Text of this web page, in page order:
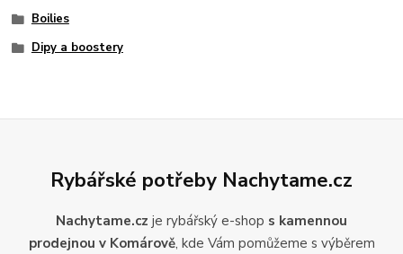
Boilies
Dipy a boostery
Rybářské potřeby Nachytame.cz
Nachytame.cz je rybářský e-shop s kamennou
prodejnou v Komárově, kde Vám pomůžeme s výběrem